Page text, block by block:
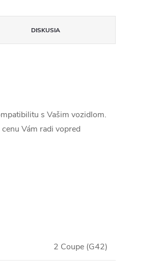
DISKUSIA
s Vašim vozidlom.
Vám radi vopred
2 Coupe (G42)